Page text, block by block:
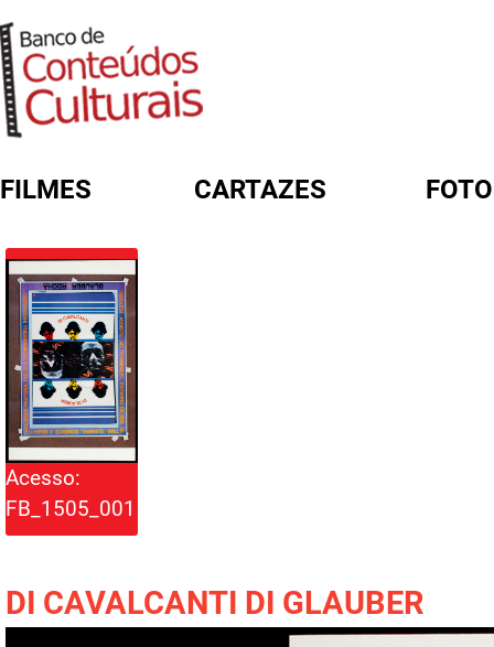
FILMES CARTAZES
Acesso:
FB_1505_001
DI CAVALCANTI DI GLAUBER
FORMULÁRIO DE BUSCA